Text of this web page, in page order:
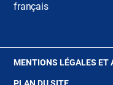
français
MENTIONS LÉGALES ET